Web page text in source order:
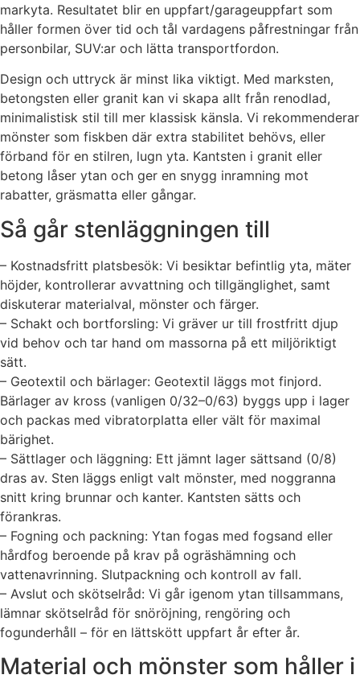
markyta. Resultatet blir en uppfart/garageuppfart som
håller formen över tid och tål vardagens påfrestningar från
personbilar, SUV:ar och lätta transportfordon.
Design och uttryck är minst lika viktigt. Med marksten,
betongsten eller granit kan vi skapa allt från renodlad,
minimalistisk stil till mer klassisk känsla. Vi rekommenderar
mönster som fiskben där extra stabilitet behövs, eller
förband för en stilren, lugn yta. Kantsten i granit eller
betong låser ytan och ger en snygg inramning mot
rabatter, gräsmatta eller gångar.
Så går stenläggningen till
– Kostnadsfritt platsbesök: Vi besiktar befintlig yta, mäter
höjder, kontrollerar avvattning och tillgänglighet, samt
diskuterar materialval, mönster och färger.
– Schakt och bortforsling: Vi gräver ur till frostfritt djup
vid behov och tar hand om massorna på ett miljöriktigt
sätt.
– Geotextil och bärlager: Geotextil läggs mot finjord.
Bärlager av kross (vanligen 0/32–0/63) byggs upp i lager
och packas med vibratorplatta eller vält för maximal
bärighet.
– Sättlager och läggning: Ett jämnt lager sättsand (0/8)
dras av. Sten läggs enligt valt mönster, med noggranna
snitt kring brunnar och kanter. Kantsten sätts och
förankras.
– Fogning och packning: Ytan fogas med fogsand eller
hårdfog beroende på krav på ogräshämning och
vattenavrinning. Slutpackning och kontroll av fall.
– Avslut och skötselråd: Vi går igenom ytan tillsammans,
lämnar skötselråd för snöröjning, rengöring och
fogunderhåll – för en lättskött uppfart år efter år.
Material och mönster som håller i